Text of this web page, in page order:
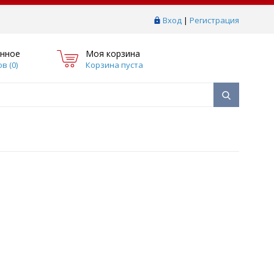
Вход | Регистрация
(0)
Моя корзина
Корзина пуста